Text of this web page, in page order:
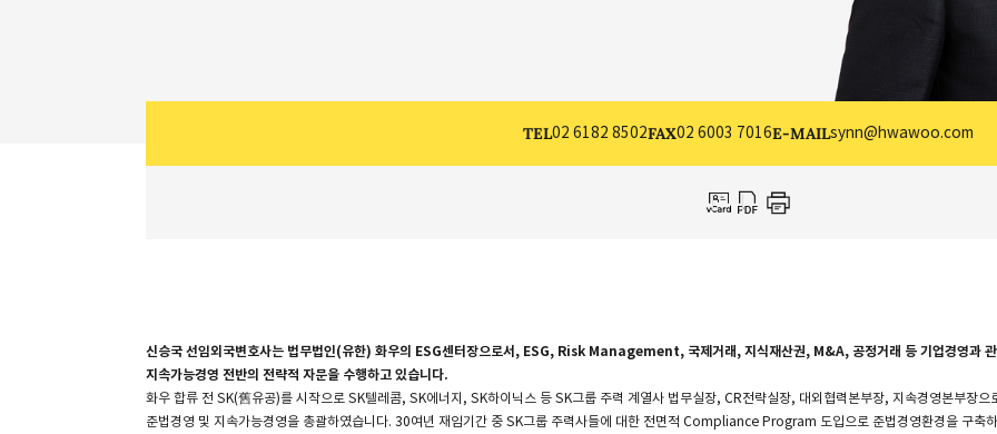
TEL02 6182 8502FAX02 6003 7016E-MAILsynn@hwawoo.com
신승국 선임외국변호사는 법무법인(유한) 화우의 ESG센터장으로서, ESG, Risk Management, 국제거래, 지식재산권, M&A, 공정거래 등 기업경영과 관
지속가능경영 전반의 전략적 자문을 수행하고 있습니다.
화우 합류 전 SK(舊유공)를 시작으로 SK텔레콤, SK에너지, SK하이닉스 등 SK그룹 주력 계열사 법무실장, CR전략실장, 대외협력본부장, 지속경영본부장으
준법경영 및 지속가능경영을 총괄하였습니다. 30여년 재임기간 중 SK그룹 주력사들에 대한 전면적 Compliance Program 도입으로 준법경영환경을 구축